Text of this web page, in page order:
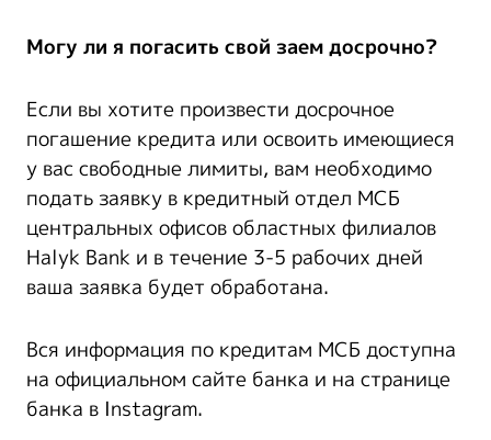
Могу ли я погасить свой заем досрочно?
Если вы хотите произвести досрочное
погашение кредита или освоить имеющиеся
у вас свободные лимиты, вам необходимо
подать заявку в кредитный отдел МСБ
центральных офисов областных филиалов
Halyk Bank и в течение 3-5 рабочих дней
ваша заявка будет обработана.
Вся информация по кредитам МСБ доступна
на официальном сайте банка и на странице
банка в Instagram.